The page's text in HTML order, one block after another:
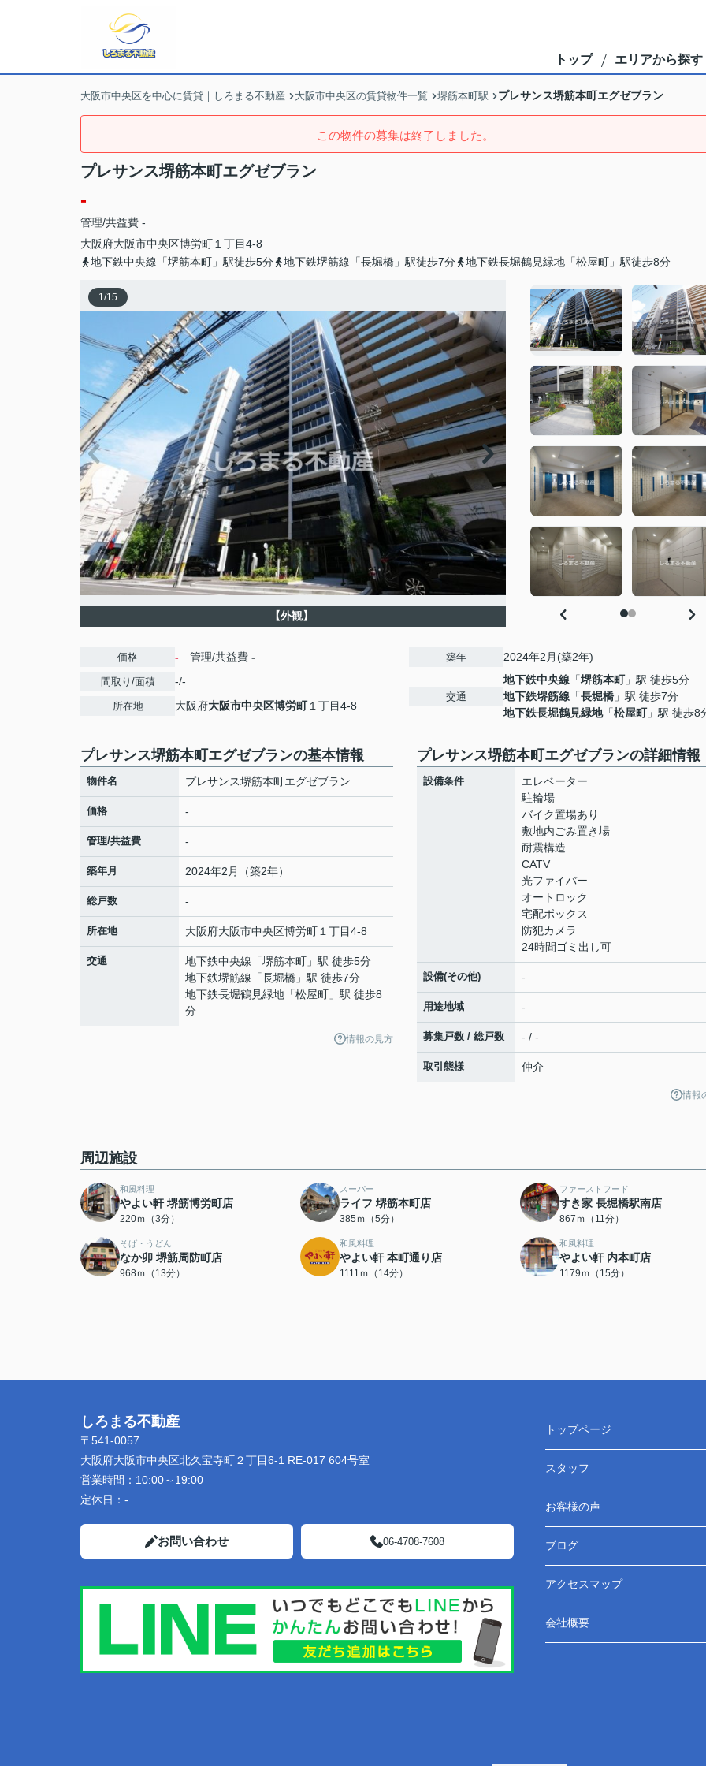
トップ エリアから探す
大阪市中央区を中心に賃貸｜しろまる不動産 大阪市中央区の賃貸物件一覧 堺筋本町駅 プレサンス堺筋本町エグゼブラン
この物件の募集は終了しました。
プレサンス堺筋本町エグゼブラン
-
管理/共益費 -
大阪府大阪市中央区博労町 １丁目4-8
地下鉄中央線「堺筋本町」駅徒歩5分
地下鉄堺筋線「長堀橋」駅徒歩7分 地下鉄長堀鶴見緑地「松屋町」駅徒歩8分
1/15
【外観】
価格 - 管理/共益費 -
間取り/面積 -/-
所在地 大阪府大阪市中央区博労町１丁目4-8
築年 2024年2月(築2年)
交通
地下鉄中央線 「堺筋本町」駅 徒歩5分
地下鉄堺筋線 「長堀橋 」駅 徒歩7分
地下鉄長堀鶴見緑地「松屋町」駅 徒歩8
プレサンス堺筋本町エグゼブランの基本情報
物件名 プレサンス堺筋本町エグゼブラン
価格 -
管理/共益費 -
築年月 2024年2月（築2年）
総戸数 -
所在地 大阪府大阪市中央区博労町 １丁目4-8
交通 地下鉄中央線 「堺筋本町 」駅 徒歩5分
地下鉄堺筋線 「長堀橋 」駅 徒歩7分
地下鉄長堀鶴見緑地 「松屋町 」駅 徒歩8
分
情報の見方
プレサンス堺筋本町エグゼブランの詳細情報
設備条件
エレベーター
駐輪場
バイク置場あり
敷地内ごみ置き場
耐震構造
CATV
光ファイバー
オートロック
宅配ボックス
防犯カメラ
24時間ゴミ出し可
設備(その他) -
用途地域 -
募集戸数 / 総戸数 - / -
取引態様 仲介
情報
周辺施設
和風料理
やよい軒 堺筋博労町店
220ｍ（3分）
スーパー
ライフ 堺筋本町店
385ｍ（5分）
ファーストフード
すき家 長堀橋駅南店
867ｍ（11分）
そば・うどん
なか卯 堺筋周防町店
968ｍ（13分）
和風料理
やよい軒 本町通り店
1111ｍ（14分）
和風料理
やよい軒 内本町店
1179ｍ（15分）
しろまる不動産
〒541-0057
大阪府大阪市中央区北久宝寺町２丁目6-1 RE-017 604号室
営業時間： 10:00～19:00
定休日： -
お問い合わせ 06-4708-7608
トップページ
スタッフ
お客様の声
ブログ
アクセスマップ
会社概要